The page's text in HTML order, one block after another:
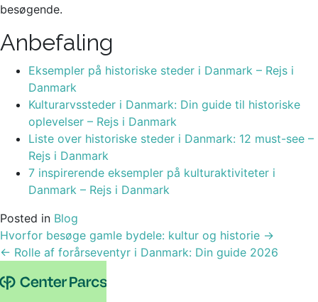
besøgende.
Anbefaling
Eksempler på historiske steder i Danmark – Rejs i
Danmark
Kulturarvssteder i Danmark: Din guide til historiske
oplevelser – Rejs i Danmark
Liste over historiske steder i Danmark: 12 must-see –
Rejs i Danmark
7 inspirerende eksempler på kulturaktiviteter i
Danmark – Rejs i Danmark
Posted in Blog
Post
navigation
Hvorfor besøge gamle bydele: kultur og historie →
← Rolle af forårseventyr i Danmark: Din guide 2026